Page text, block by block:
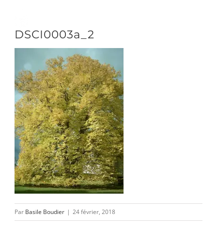
contenu
DÉCOUVRIR
VENIR
NOUS SUIVRE
L’ASSOCIATION
CONTACT/ACCÈS
DSCI0003a_2
Par Basile Boudier | 24 février, 2018